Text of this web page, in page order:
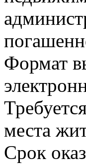
Формат
места
Срок